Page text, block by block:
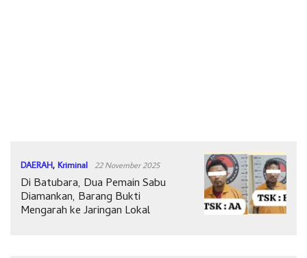
DAERAH, Kriminal 22 November 2025
Di Batubara, Dua Pemain Sabu
Diamankan, Barang Bukti
Mengarah ke Jaringan Lokal